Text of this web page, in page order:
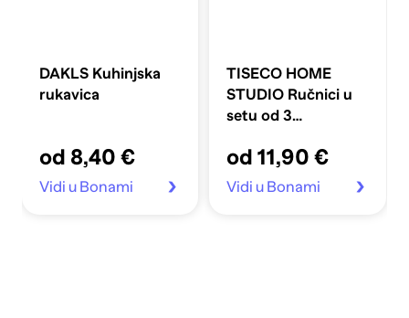
DAKLS Kuhinjska
rukavica
od 8,40 €
Vidi u Bonami
TISECO HOME
STUDIO Ručnici u
setu od 3
cm Essential
od 11,90 €
Vidi u Bonami